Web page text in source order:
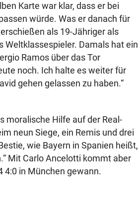
Karte war klar, dass er bei
würde. Was er danach für
als 19-Jähriger als
Weltklassespieler. Damals hat ein
Ramos über das Tor
noch. Ich halte es weiter für
gehen gelassen zu haben.“
moralische Hilfe auf der Real-
neun Siege, ein Remis und drei
wie Bayern in Spanien heißt,
Mit Carlo Ancelotti kommt aber
4:0 in München gewann.